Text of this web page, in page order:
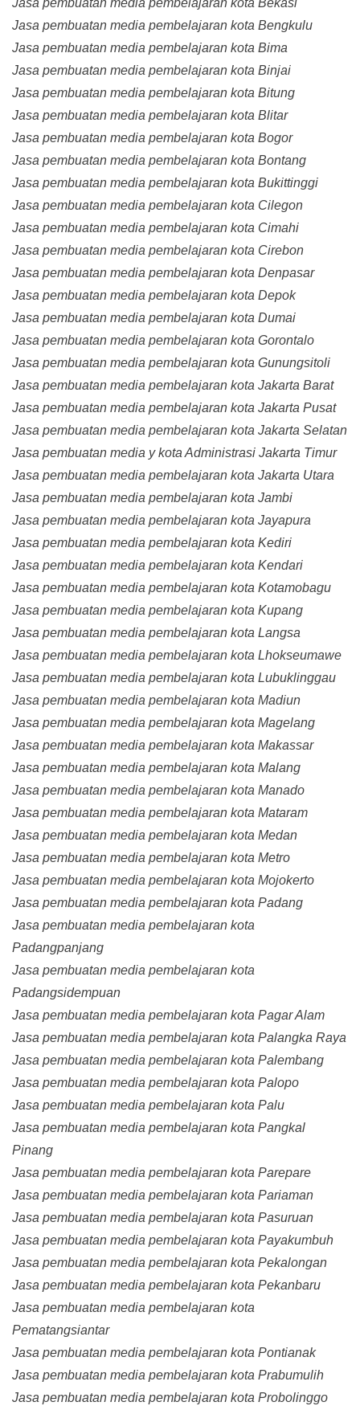
Jasa pembuatan media pembelajaran kota Bekasi
Jasa pembuatan media pembelajaran kota Bengkulu
Jasa pembuatan media pembelajaran kota Bima
Jasa pembuatan media pembelajaran kota Binjai
Jasa pembuatan media pembelajaran kota Bitung
Jasa pembuatan media pembelajaran kota Blitar
Jasa pembuatan media pembelajaran kota Bogor
Jasa pembuatan media pembelajaran kota Bontang
Jasa pembuatan media pembelajaran kota Bukittinggi
Jasa pembuatan media pembelajaran kota Cilegon
Jasa pembuatan media pembelajaran kota Cimahi
Jasa pembuatan media pembelajaran kota Cirebon
Jasa pembuatan media pembelajaran kota Denpasar
Jasa pembuatan media pembelajaran kota Depok
Jasa pembuatan media pembelajaran kota Dumai
Jasa pembuatan media pembelajaran kota Gorontalo
Jasa pembuatan media pembelajaran kota Gunungsitoli
Jasa pembuatan media pembelajaran kota Jakarta Barat
Jasa pembuatan media pembelajaran kota Jakarta Pusat
Jasa pembuatan media pembelajaran kota Jakarta Selatan
Jasa pembuatan media y kota Administrasi Jakarta Timur
Jasa pembuatan media pembelajaran kota Jakarta Utara
Jasa pembuatan media pembelajaran kota Jambi
Jasa pembuatan media pembelajaran kota Jayapura
Jasa pembuatan media pembelajaran kota Kediri
Jasa pembuatan media pembelajaran kota Kendari
Jasa pembuatan media pembelajaran kota Kotamobagu
Jasa pembuatan media pembelajaran kota Kupang
Jasa pembuatan media pembelajaran kota Langsa
Jasa pembuatan media pembelajaran kota Lhokseumawe
Jasa pembuatan media pembelajaran kota Lubuklinggau
Jasa pembuatan media pembelajaran kota Madiun
Jasa pembuatan media pembelajaran kota Magelang
Jasa pembuatan media pembelajaran kota Makassar
Jasa pembuatan media pembelajaran kota Malang
Jasa pembuatan media pembelajaran kota Manado
Jasa pembuatan media pembelajaran kota Mataram
Jasa pembuatan media pembelajaran kota Medan
Jasa pembuatan media pembelajaran kota Metro
Jasa pembuatan media pembelajaran kota Mojokerto
Jasa pembuatan media pembelajaran kota Padang
Jasa pembuatan media pembelajaran kota
Padangpanjang
Jasa pembuatan media pembelajaran kota
Padangsidempuan
Jasa pembuatan media pembelajaran kota Pagar Alam
Jasa pembuatan media pembelajaran kota Palangka Raya
Jasa pembuatan media pembelajaran kota Palembang
Jasa pembuatan media pembelajaran kota Palopo
Jasa pembuatan media pembelajaran kota Palu
Jasa pembuatan media pembelajaran kota Pangkal
Pinang
Jasa pembuatan media pembelajaran kota Parepare
Jasa pembuatan media pembelajaran kota Pariaman
Jasa pembuatan media pembelajaran kota Pasuruan
Jasa pembuatan media pembelajaran kota Payakumbuh
Jasa pembuatan media pembelajaran kota Pekalongan
Jasa pembuatan media pembelajaran kota Pekanbaru
Jasa pembuatan media pembelajaran kota
Pematangsiantar
Jasa pembuatan media pembelajaran kota Pontianak
Jasa pembuatan media pembelajaran kota Prabumulih
Jasa pembuatan media pembelajaran kota Probolinggo